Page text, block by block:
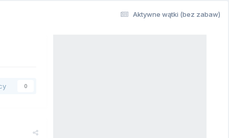
Aktywne wątki (bez zabaw)
0